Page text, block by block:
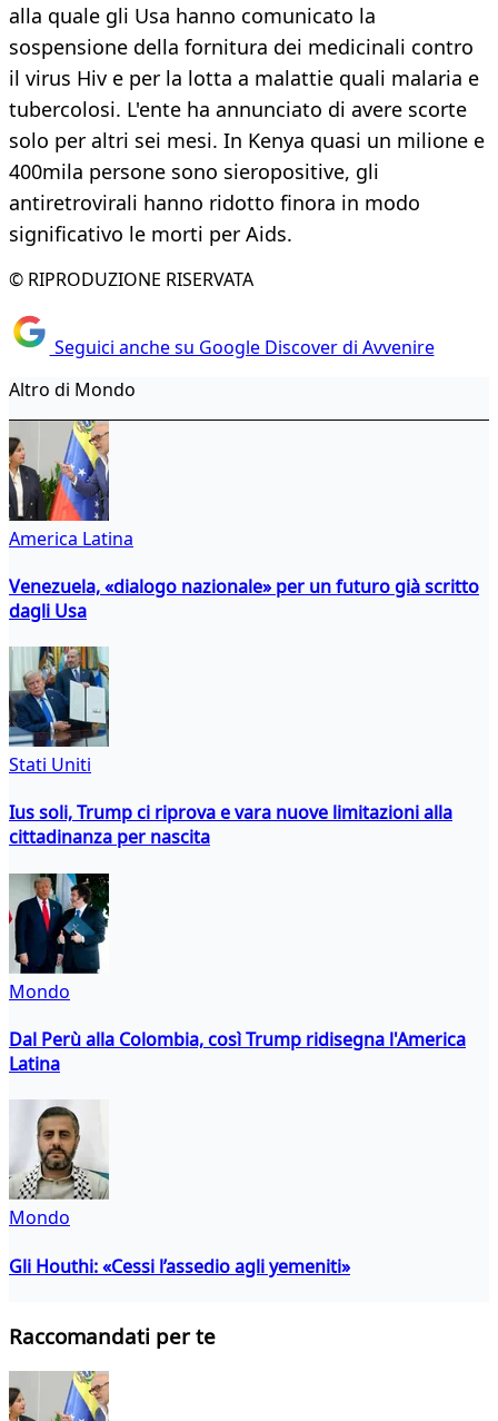
alla quale gli Usa hanno comunicato la
sospensione della fornitura dei medicinali contro
il virus Hiv e per la lotta a malattie quali malaria e
tubercolosi. L'ente ha annunciato di avere scorte
solo per altri sei mesi. In Kenya quasi un milione e
400mila persone sono sieropositive, gli
antiretrovirali hanno ridotto finora in modo
significativo le morti per Aids.
© RIPRODUZIONE RISERVATA
Seguici anche su Google Discover di Avvenire
Altro di Mondo
America Latina
Venezuela, «dialogo nazionale» per un futuro già scritto
dagli Usa
Stati Uniti
Ius soli, Trump ci riprova e vara nuove limitazioni alla
cittadinanza per nascita
Mondo
Dal Perù alla Colombia, così Trump ridisegna l'America
Latina
Mondo
Gli Houthi: «Cessi l’assedio agli yemeniti»
Raccomandati per te